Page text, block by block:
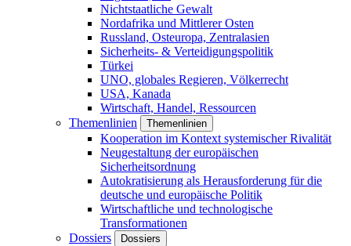
Nichtstaatliche Gewalt
Nordafrika und Mittlerer Osten
Russland, Osteuropa, Zentralasien
Sicherheits- & Verteidigungspolitik
Türkei
UNO, globales Regieren, Völkerrecht
USA, Kanada
Wirtschaft, Handel, Ressourcen
Themenlinien
Themenlinien
Kooperation im Kontext systemischer Rivalität
Neugestaltung der europäischen
Sicherheitsordnung
Autokratisierung als Herausforderung für die
deutsche und europäische Politik
Wirtschaftliche und technologische
Transformationen
Dossiers
Dossiers